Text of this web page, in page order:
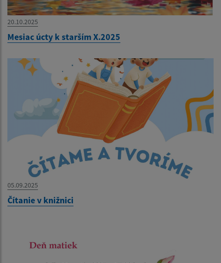
20.10.2025
Mesiac úcty k starším X.2025
05.09.2025
Čítanie v knižnici